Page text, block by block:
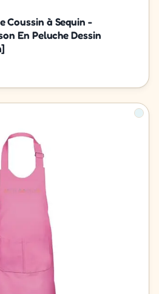
Coussin à Sequin -
En Peluche Dessin